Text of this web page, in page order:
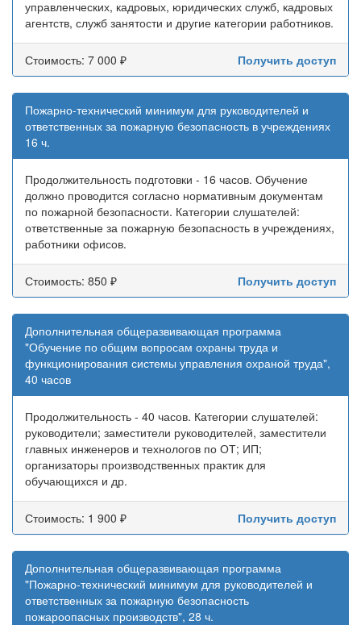
управленческих, кадровых, юридических служб, кадровых
агентств, служб занятости и другие категории работников.
Стоимость: 7 000 ₽ Получить доступ
Пожарно-технический минимум для руководителей и
ответственных за пожарную безопасность в учреждениях
16 ч.
Продолжительность подготовки - 16 часов. Обучение
должно проводится согласно нормативным документам
по пожарной безопасности. Категории слушателей:
ответственные за пожарную безопасность в учреждениях,
работники офисов.
Стоимость: 850 ₽ Получить доступ
Дополнительная общеразвивающая программа
"Обучение по общим вопросам охраны труда и
функционирования системы управления охраной труда",
40 часов
Продолжительность - 40 часов. Категории слушателей:
руководители; заместители руководителей, заместители
главных инженеров и технологов по ОТ; ИП;
организаторы производственных практик для
обучающихся и др.
Стоимость: 1 900 ₽ Получить доступ
Дополнительная общеразвивающая программа
"Пожарно-технический минимум для руководителей и
ответственных за пожарную безопасность
пожароопасных производств", 28 ч.